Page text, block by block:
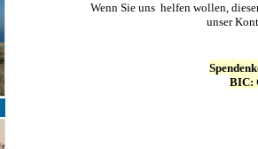
Wenn Sie uns helfen wollen,
unser
BIC: